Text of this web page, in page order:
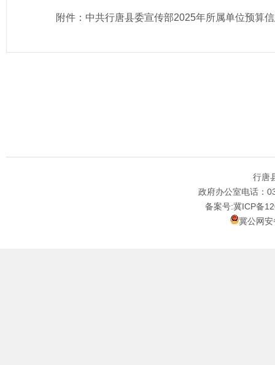
附件： 中共行唐县委宣传部2025年所属单位预算